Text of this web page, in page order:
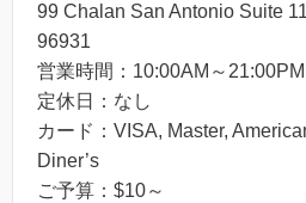
99 Chalan San Antonio Suite
96931
営業時間：10:00AM～21:00PM
定休日：なし
カード：VISA, Master,
Diner’s
ご予算：$10～